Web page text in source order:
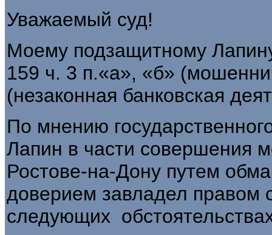
Уважаемый суд!
Моему подзащитному
159 ч. 3 п.«а», «б»
(незаконная банковская
По мнению
Лапин в части совершения
Ростове-на-Дону путем
доверием завладел правом
следующих